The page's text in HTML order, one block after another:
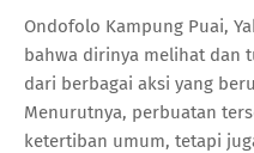
Ondofolo Kampung Puai,
bahwa dirinya melihat dan
dari berbagai aksi yang
Menurutnya, perbuatan
ketertiban umum, tetapi